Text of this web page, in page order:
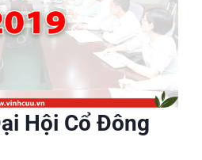
Hội Cổ Đông